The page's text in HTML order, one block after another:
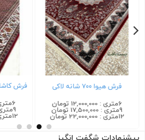
فرش هیوا ۷۰۰ شانه لاکی
6متری : 12,000,000 تومان
9متری : 17,500,000 تومان
12متری : 22,000,000 تومان
6متری : 12,000,000 تومان
9متری : 17,500,000 تومان
12متری : 22,000,000 تومان